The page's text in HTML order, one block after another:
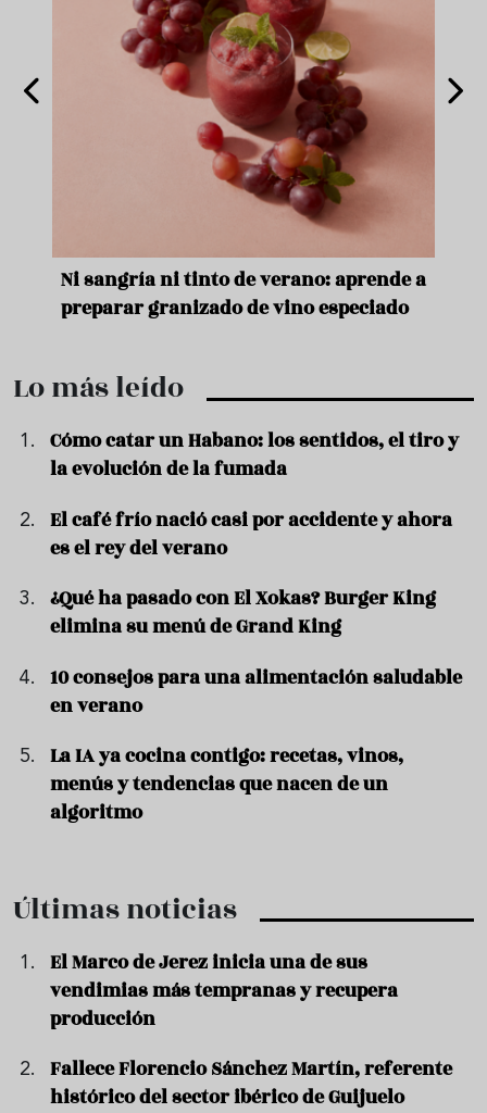
Ni sangría ni tinto de verano: aprende a
preparar granizado de vino especiado
Lo más leído
Cómo catar un Habano: los sentidos, el tiro y
la evolución de la fumada
El café frío nació casi por accidente y ahora
es el rey del verano
¿Qué ha pasado con El Xokas? Burger King
elimina su menú de Grand King
10 consejos para una alimentación saludable
en verano
La IA ya cocina contigo: recetas, vinos,
menús y tendencias que nacen de un
algoritmo
Últimas noticias
El Marco de Jerez inicia una de sus
vendimias más tempranas y recupera
producción
Fallece Florencio Sánchez Martín, referente
histórico del sector ibérico de Guijuelo